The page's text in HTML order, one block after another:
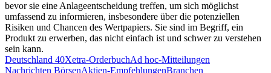
bevor sie eine Anlageentscheidung treffen, um sich möglichst
umfassend zu informieren, insbesondere über die potenziellen
Risiken und Chancen des Wertpapiers. Sie sind im Begriff, ein
Produkt zu erwerben, das nicht einfach ist und schwer zu verstehen
sein kann.
Deutschland 40Xetra-OrderbuchAd hoc-Mitteilungen
Nachrichten BörsenAktien-EmpfehlungenBranchen